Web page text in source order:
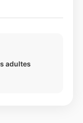
adultes